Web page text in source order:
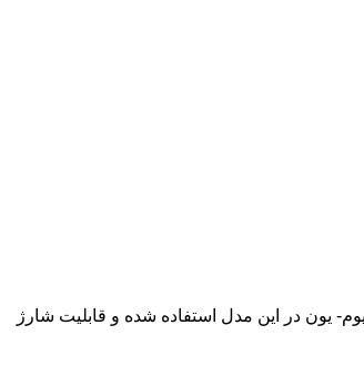
یون در این مدل استفاده شده و قابلیت شارژ